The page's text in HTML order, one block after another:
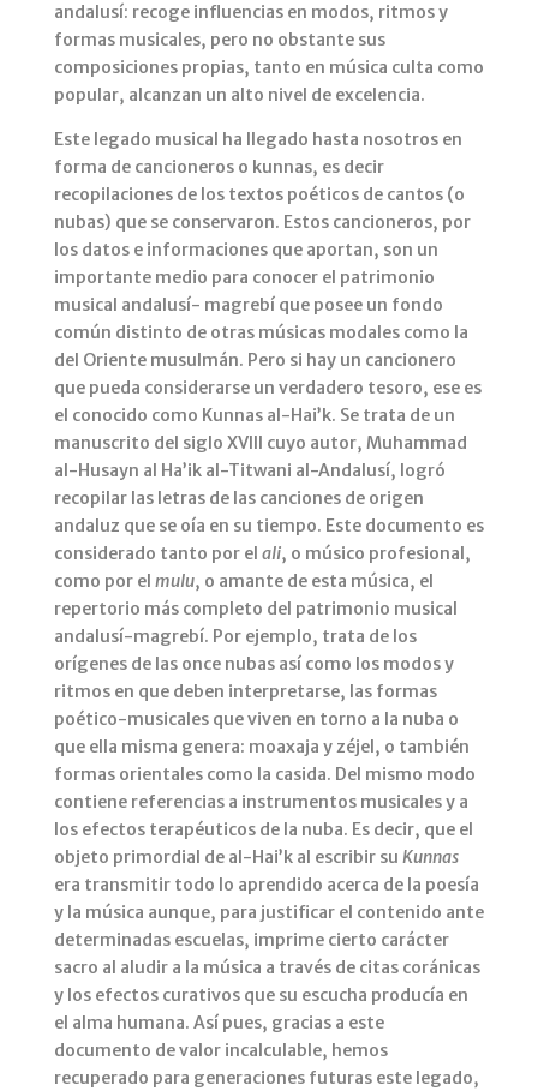
andalusí: recoge influencias en modos, ritmos y
formas musicales, pero no obstante sus
composiciones propias, tanto en música culta como
popular, alcanzan un alto nivel de excelencia.
Este legado musical ha llegado hasta nosotros en
forma de cancioneros o kunnas, es decir
recopilaciones de los textos poéticos de cantos (o
nubas) que se conservaron. Estos cancioneros, por
los datos e informaciones que aportan, son un
importante medio para conocer el patrimonio
musical andalusí- magrebí que posee un fondo
común distinto de otras músicas modales como la
del Oriente musulmán. Pero si hay un cancionero
que pueda considerarse un verdadero tesoro, ese es
el conocido como Kunnas al-Hai’k. Se trata de un
manuscrito del siglo XVIII cuyo autor, Muhammad
al-Husayn al Ha’ik al-Titwani al-Andalusí, logró
recopilar las letras de las canciones de origen
andaluz que se oía en su tiempo. Este documento es
considerado tanto por el ali, o músico profesional,
como por el mulu, o amante de esta música, el
repertorio más completo del patrimonio musical
andalusí-magrebí. Por ejemplo, trata de los
orígenes de las once nubas así como los modos y
ritmos en que deben interpretarse, las formas
poético-musicales que viven en torno a la nuba o
que ella misma genera: moaxaja y zéjel, o también
formas orientales como la casida. Del mismo modo
contiene referencias a instrumentos musicales y a
los efectos terapéuticos de la nuba. Es decir, que el
objeto primordial de al-Hai’k al escribir su Kunnas
era transmitir todo lo aprendido acerca de la poesía
y la música aunque, para justificar el contenido ante
determinadas escuelas, imprime cierto carácter
sacro al aludir a la música a través de citas coránicas
y los efectos curativos que su escucha producía en
el alma humana. Así pues, gracias a este
documento de valor incalculable, hemos
recuperado para generaciones futuras este legado,